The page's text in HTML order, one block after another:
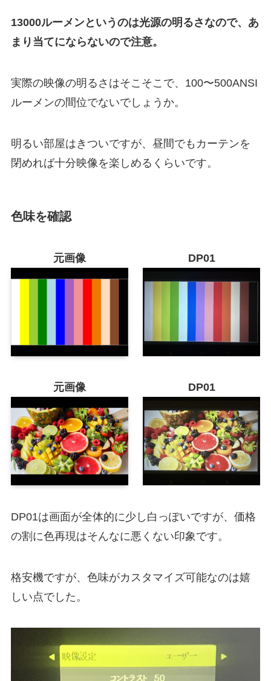
13000ルーメンというのは光源の明るさなので、あ
まり当てにならないので注意。
実際の映像の明るさはそこそこで、100〜500ANSI
ルーメンの間位でないでしょうか。
明るい部屋はきついですが、昼間でもカーテンを
閉めれば十分映像を楽しめるくらいです。
色味を確認
元画像 DP01
元画像 DP01
DP01は画面が全体的に少し白っぽいですが、価格
の割に色再現はそんなに悪くない印象です。
格安機ですが、色味がカスタマイズ可能なのは嬉
しい点でした。